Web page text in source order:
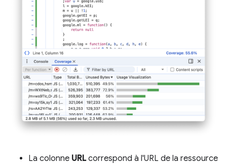
La colonne URLcorrespond à l'URL de la ressource